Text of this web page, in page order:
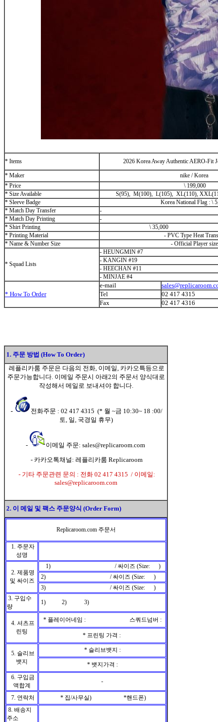
* Items 2026 Korea Away Authentic AERO-Fit
* Maker
nike / Korea
* Price
\199,000
* Size Available
S(95), M(100), L(105), XL(110),
* Sleeve Badge
Korea National Flag : \
* Match Day Transfer
-
* Match Day Printing
-
* Shirt Printing
\35,000
* Printing Material
-PVC Type Heat
* Name & Number Size
-Official Player size
* Squad Lists
- HEUNGMIN #7
- KANGIN #19
- HEECHAN #11
- MINJAE #4
* How To Order
e-mail
Tel
02 417 4315
Fax
02 417 4316
1. 주문 방법 (How To Order)
레플리카룸 주문은 다음의 전화, 이메일, 카카오특등으로
주문가능합니다. 이메일 주문시 아래2의 주문서 양식대로
작성해서 메일로 보내셔야 합니다.
-
전화주문 : 02 417 4315 (* 월 ~금 10:30~ 18 :00/
토, 일, 국경일 휴무)
-
이메일 주문: sales@replicaroom.com
- 카카오톡채널: 레플리카룸 Replicaroom
- 기타 주문관련 문의 : 전화 02 417 4315 / 이메일:
sales@replicaroom.com
2. 이 메일 및 팩스 주문양식 (Order Form)
Replicaroom.com 주문서
1. 주문자
성명
2. 제품명
및 싸이즈
1) / 싸이즈 (Size: )
2) / 싸이즈 (Size: )
3) / 싸이즈 (Size: )
3. 구입수
량
1) 2) 3)
4. 셔츠프
린팅
* 플레이어네임 : 스쿼드넘버 :
* 프린팅 가격 :
5. 슬리브
뱃지
* 슬리브뱃지 :
* 뱃지가격 :
6. 구입금
액합계
-
7. 연락처
* 집/사무실) *핸드폰)
8. 배송지
주소